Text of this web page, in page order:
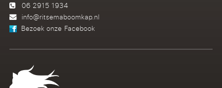
06 2915 1934
info@ritsemaboomkap.nl
Bezoek onze Facebook